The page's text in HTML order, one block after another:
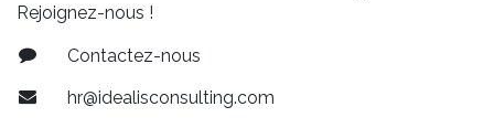
Rejoignez-nous !
Contactez-nous
hr@idealisconsulting.com